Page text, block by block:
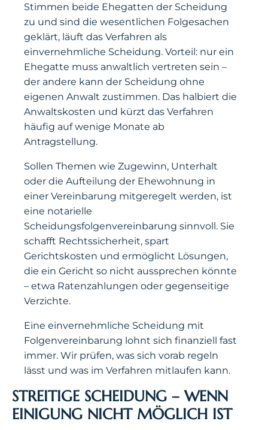
Stimmen beide Ehegatten der Scheidung
zu und sind die wesentlichen Folgesachen
geklärt, läuft das Verfahren als
einvernehmliche Scheidung. Vorteil: nur ein
Ehegatte muss anwaltlich vertreten sein –
der andere kann der Scheidung ohne
eigenen Anwalt zustimmen. Das halbiert die
Anwaltskosten und kürzt das Verfahren
häufig auf wenige Monate ab
Antragstellung.
Sollen Themen wie Zugewinn, Unterhalt
oder die Aufteilung der Ehewohnung in
einer Vereinbarung mitgeregelt werden, ist
eine notarielle
Scheidungsfolgenvereinbarung sinnvoll. Sie
schafft Rechtssicherheit, spart
Gerichtskosten und ermöglicht Lösungen,
die ein Gericht so nicht aussprechen könnte
– etwa Ratenzahlungen oder gegenseitige
Verzichte.
Eine einvernehmliche Scheidung mit
Folgenvereinbarung lohnt sich finanziell fast
immer. Wir prüfen, was sich vorab regeln
lässt und was im Verfahren mitlaufen kann.
STREITIGE SCHEIDUNG – WENN
EINIGUNG NICHT MÖGLICH IST